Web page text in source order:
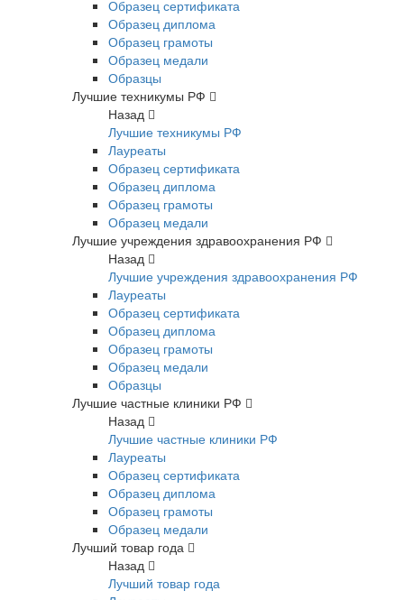
Образец сертификата
Образец диплома
Образец грамоты
Образец медали
Образцы
Лучшие техникумы РФ
Назад
Лучшие техникумы РФ
Лауреаты
Образец сертификата
Образец диплома
Образец грамоты
Образец медали
Лучшие учреждения здравоохранения РФ
Назад
Лучшие учреждения здравоохранения РФ
Лауреаты
Образец сертификата
Образец диплома
Образец грамоты
Образец медали
Образцы
Лучшие частные клиники РФ
Назад
Лучшие частные клиники РФ
Лауреаты
Образец сертификата
Образец диплома
Образец грамоты
Образец медали
Лучший товар года
Назад
Лучший товар года